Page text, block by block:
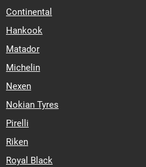
Continental
Hankook
Matador
Michelin
Nexen
Nokian Tyres
Pirelli
Riken
Royal Black